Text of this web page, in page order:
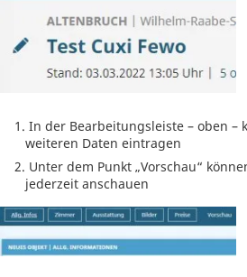
In der Bearbeitungsleiste – oben –
weiteren Daten eintragen
Unter dem Punkt „Vorschau“
jederzeit anschauen